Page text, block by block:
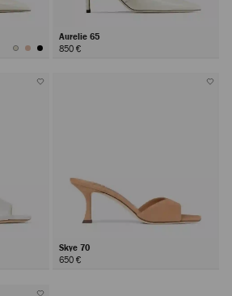
Aurelie 65
850 €
Skye 70
650 €